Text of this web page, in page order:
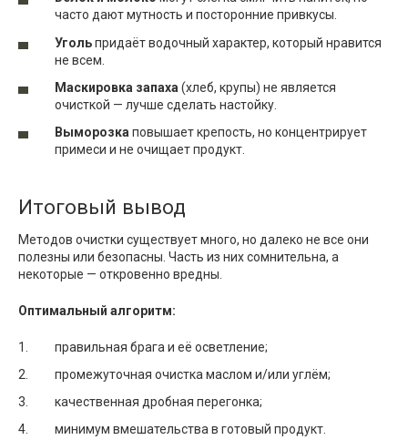
часто дают мутность и посторонние привкусы.
Угольпридаёт водочный характер, который нравится
не всем.
Маскировка запаха (хлеб, крупы) не является
очисткой — лучше сделать настойку.
Выморозка повышает крепость, но концентрирует
примеси и не очищает продукт.
Итоговый вывод
Методов очистки существует много, но далеко не все они
полезны или безопасны. Часть из них сомнительна, а
некоторые — откровенно вредны.
Оптимальный алгоритм:
правильная брага и её осветление;
промежуточная очистка маслом и/или углём;
качественная дробная перегонка;
минимум вмешательства в готовый продукт.